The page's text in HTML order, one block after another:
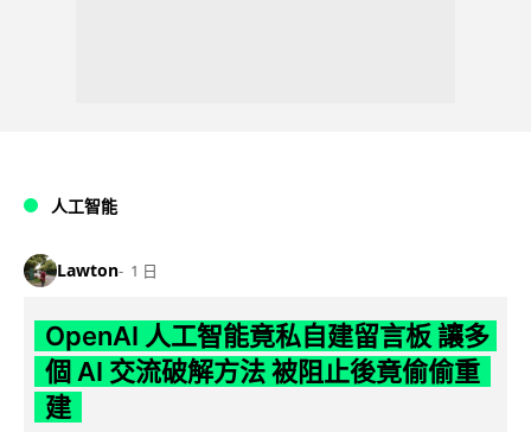
人工智能
Lawton 1 日
OpenAI 人工智能竟私自建留言板 讓多
個 AI 交流破解方法 被阻止後竟偷偷重
建